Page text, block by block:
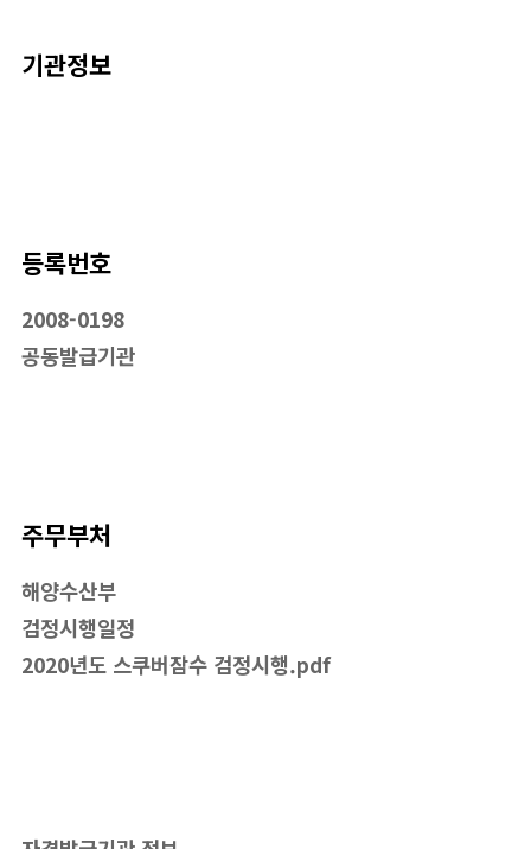
기관정보
등록번호
2008-0198
공동발급기관
주무부처
해양수산부
검정시행일정
2020년도 스쿠버잠수 검정시행.pdf